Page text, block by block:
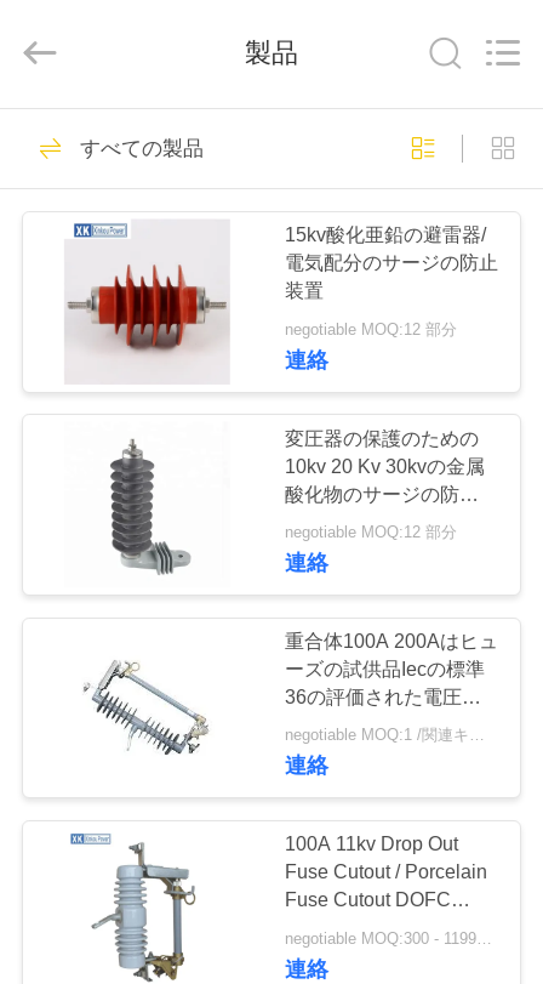
プ
ト
に
工
XINKOU
POWER
Rights
Developed
ヒューズの排気切替
器を脱落させて下
さい
11kvはヒューズを
脱落させます
15
33kvはヒューズを
脱落させます
9
排除はヒューズを
製品
すべての製品
15kv酸化亜鉛の避雷器/
電気配分のサージの防止
装置
negotiable MOQ:12 部分
連絡
変圧器の保護のための
10kv 20 Kv 30kvの金属
酸化物のサージの防止装
negotiable MOQ:12 部分
連絡
重合体100A 200Aはヒュ
ーズの試供品Iecの標準
36の評価された電圧を
脱落させます
negotiable MOQ:1 /関連キーワード
連絡
100A 11kv Drop Out
Fuse Cutout / Porcelain
Fuse Cutout DOFC
ISO9001
連絡